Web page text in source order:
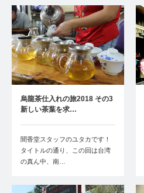
烏龍茶仕入れの旅2018 その3
新しい茶葉を求…
聞香堂スタッフのユタカです！
タイトルの通り、この回は台湾
の真ん中、南…